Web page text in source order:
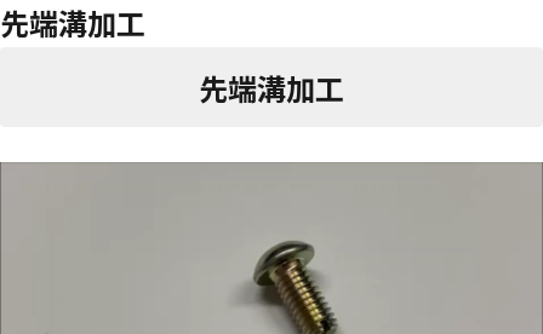
先端溝加工
先端溝加工